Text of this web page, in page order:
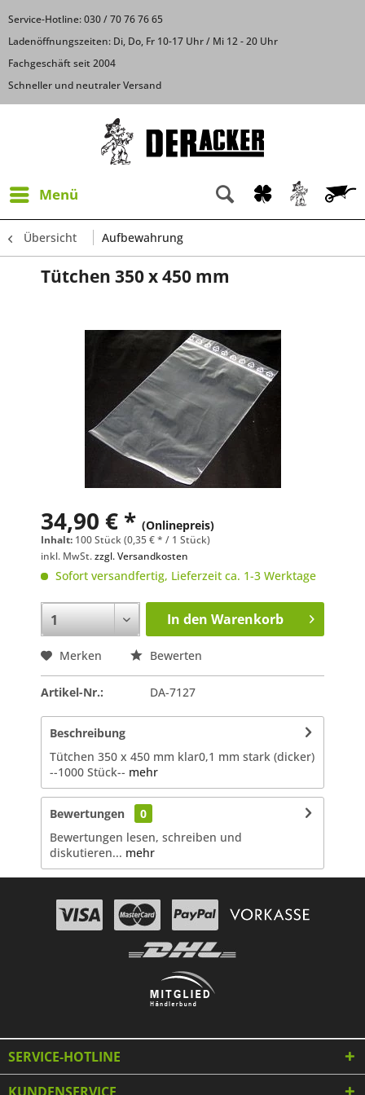
Service-Hotline: 030 / 70 76 76 65
Ladenöffnungszeiten: Di, Do, Fr 10-17 Uhr / Mi 12 - 20 Uhr
Fachgeschäft seit 2004
Schneller und neutraler Versand
Menü
Übersicht Aufbewahrung
Tütchen 350 x 450 mm
34,90 € * (Onlinepreis)
Inhalt: 100 Stück (0,35 € * / 1 Stück)
inkl. MwSt.zzgl. Versandkosten
Sofort versandfertig, Lieferzeit ca. 1-3 Werktage
In den Warenkorb
Merken Bewerten
Artikel-Nr.: DA-7127
Beschreibung
Tütchen 350 x 450 mm klar0,1 mm stark (dicker)
--1000 Stück-- mehr
Bewertungen
0
Bewertungen lesen, schreiben und
diskutieren... mehr
SERVICE-HOTLINE
KUNDENSERVICE